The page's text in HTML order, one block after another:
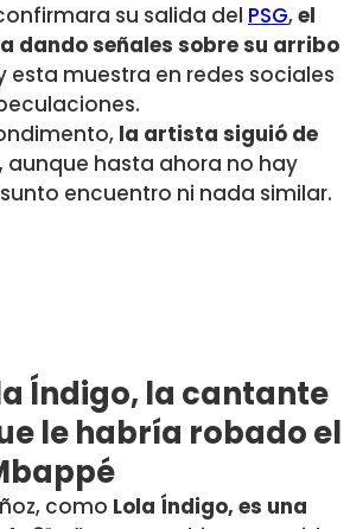
su salida del PSG,el
dando señales sobre su arribo
esta muestra en redes sociales
la artista siguió de
aunque hasta ahora no hay
encuentro ni nada similar.
Índigo, la cantante
le habría robado el
como Lola Índigo, es una